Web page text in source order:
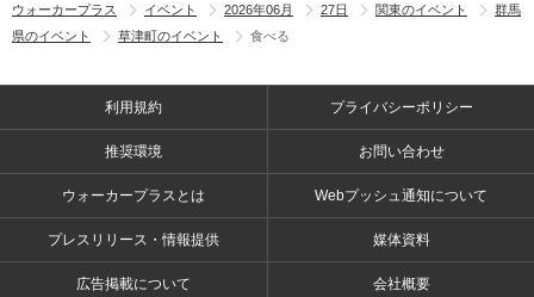
ウォーカープラス イベント 2026年06月 27日 関東のイベント
群馬
県のイベント
草津町のイベント 食べる
利用規約 プライバシーポリシー
推奨環境 お問い合わせ
ウォーカープラスとは Webプッシュ通知について
プレスリリース・情報提供 媒体資料
広告掲載について 会社概要